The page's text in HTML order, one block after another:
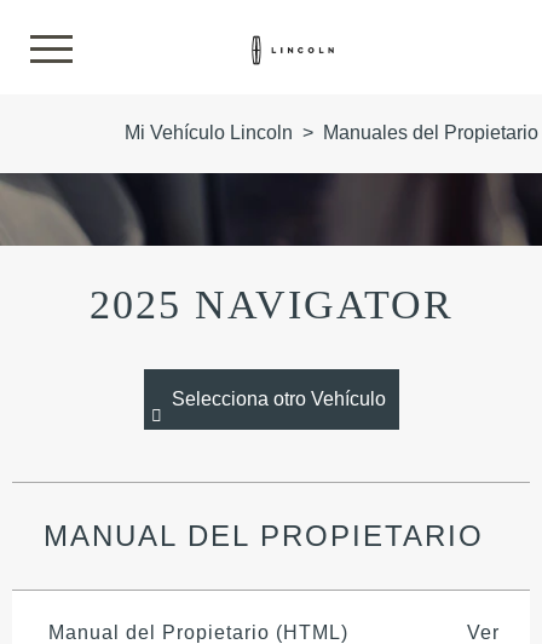
Mi Vehículo Lincoln > Manuales del
2025 NAVIGATOR
Selecciona otro Vehículo
MANUAL DEL PROPIETARIO
Manual del Propietario (HTML) Ver